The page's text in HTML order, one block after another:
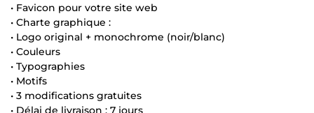
• Favicon pour votre site web
• Charte graphique :
• Logo original + monochrome (noir/blanc)
• Couleurs
• Typographies
• Motifs
• 3 modifications gratuites
• Délai de livraison : 7 jours